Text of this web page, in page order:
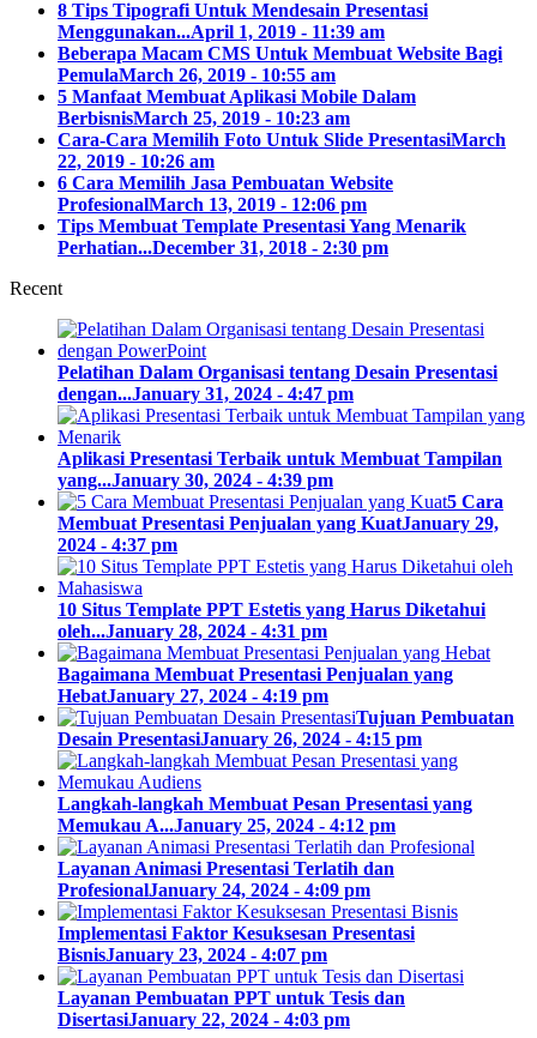
8 Tips Tipografi Untuk Mendesain Presentasi
Menggunakan...April 1, 2019 - 11:39 am
Beberapa Macam CMS Untuk Membuat Website Bagi
PemulaMarch 26, 2019 - 10:55 am
5 Manfaat Membuat Aplikasi Mobile Dalam
BerbisnisMarch 25, 2019 - 10:23 am
Cara-Cara Memilih Foto Untuk Slide PresentasiMarch
22, 2019 - 10:26 am
6 Cara Memilih Jasa Pembuatan Website
ProfesionalMarch 13, 2019 - 12:06 pm
Tips Membuat Template Presentasi Yang Menarik
Perhatian...December 31, 2018 - 2:30 pm
Recent
Pelatihan Dalam Organisasi tentang Desain Presentasi
dengan...January 31, 2024 - 4:47 pm
Aplikasi Presentasi Terbaik untuk Membuat Tampilan
yang...January 30, 2024 - 4:39 pm
5 Cara
Membuat Presentasi Penjualan yang KuatJanuary 29,
2024 - 4:37 pm
10 Situs Template PPT Estetis yang Harus Diketahui
oleh...January 28, 2024 - 4:31 pm
Bagaimana Membuat Presentasi Penjualan yang
HebatJanuary 27, 2024 - 4:19 pm
Tujuan Pembuatan
Desain PresentasiJanuary 26, 2024 - 4:15 pm
Langkah-langkah Membuat Pesan Presentasi yang
Memukau A...January 25, 2024 - 4:12 pm
Layanan Animasi Presentasi Terlatih dan
ProfesionalJanuary 24, 2024 - 4:09 pm
Implementasi Faktor Kesuksesan Presentasi
BisnisJanuary 23, 2024 - 4:07 pm
Layanan Pembuatan PPT untuk Tesis dan
DisertasiJanuary 22, 2024 - 4:03 pm